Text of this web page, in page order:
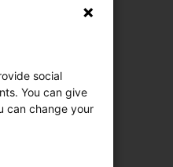
social
You can give
can change your